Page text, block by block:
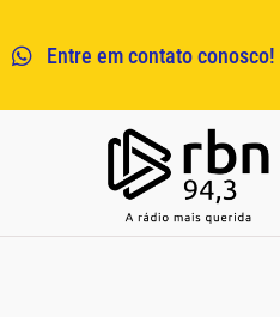
Entre em contato